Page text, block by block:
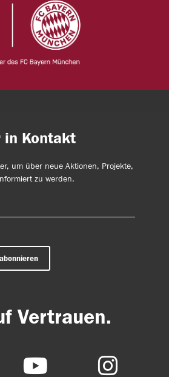
in Kontakt
um über neue Aktionen, Projekte,
zu werden.
Vertrauen.